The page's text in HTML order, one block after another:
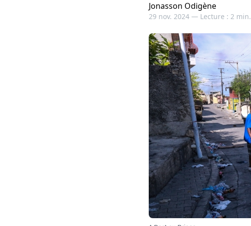
Jonasson Odigène
29 nov. 2024 — Lecture : 2 min.